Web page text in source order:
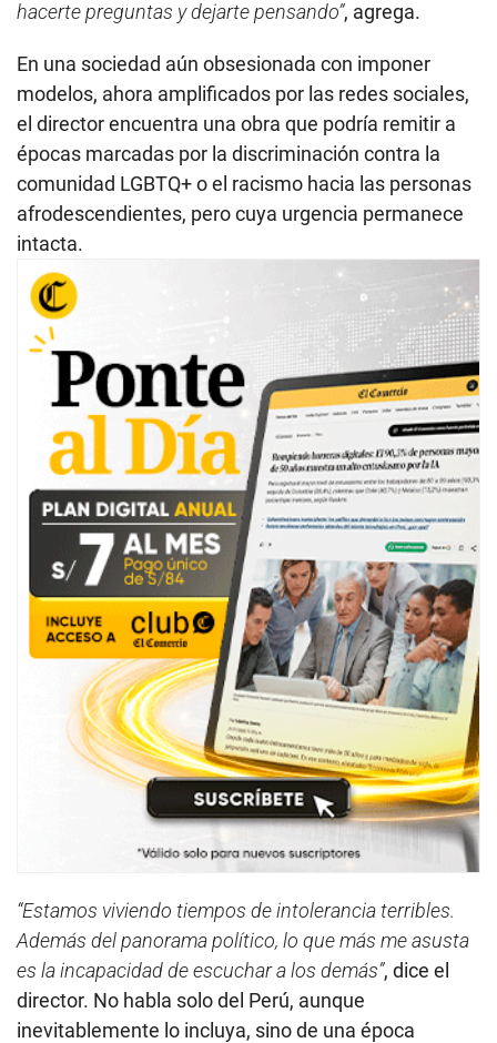
hacerte preguntas y dejarte pensando”, agrega.
En una sociedad aún obsesionada con imponer
modelos, ahora amplificados por las redes sociales,
el director encuentra una obra que podría remitir a
épocas marcadas por la discriminación contra la
comunidad LGBTQ+ o el racismo hacia las personas
afrodescendientes, pero cuya urgencia permanece
intacta.
“Estamos viviendo tiempos de intolerancia terribles.
Además del panorama político, lo que más me asusta
es la incapacidad de escuchar a los demás”, dice el
director. No habla solo del Perú, aunque
inevitablemente lo incluya, sino de una época